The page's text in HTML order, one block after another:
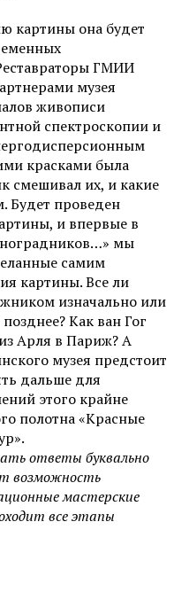
картины она будет
ГМИИ
музея
живописи
спектроскопии и
красками была
смешивал их, и какие
Будет проведен
и впервые в
мы
самим
картины. Все ли
изначально или
Как ван Гог
Арля в Париж? А
музея предстоит
дальше для
этого крайне
полотна «Красные
ответы буквально
возможность
мастерские
все этапы